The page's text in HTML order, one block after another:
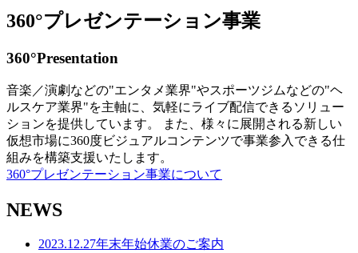
360°プレゼンテーション事業
360°Presentation
音楽／演劇などの"エンタメ業界"やスポーツジムなどの"ヘ
ルスケア業界"を主軸に、気軽にライブ配信できるソリュー
ションを提供しています。 また、様々に展開される新しい
仮想市場に360度ビジュアルコンテンツで事業参入できる仕
組みを構築支援いたします。
360°プレゼンテーション事業について
NEWS
2023.12.27年末年始休業のご案内